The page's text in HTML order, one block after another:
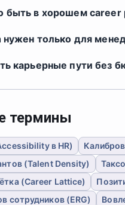
быть в хорошем career
нужен только для
карьерные пути без
термины
в HR)
(Talent Density)
(Career Lattice)
сотрудников (ERG)